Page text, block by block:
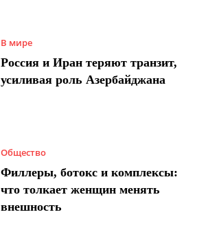
В мире
Россия и Иран теряют транзит,
усиливая роль Азербайджана
Общество
Филлеры, ботокс и комплексы:
что толкает женщин менять
внешность